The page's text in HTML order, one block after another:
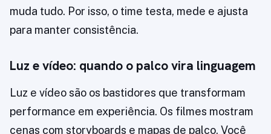
muda tudo. Por isso, o time testa, mede e ajusta
para manter consistência.
Luz e vídeo: quando o palco vira linguagem
Luz e vídeo são os bastidores que transformam
performance em experiência. Os filmes mostram
cenas com storyboards e mapas de palco. Você